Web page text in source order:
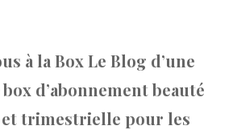
à la Box Le Blog d’une
d’abonnement beauté
trimestrielle pour les